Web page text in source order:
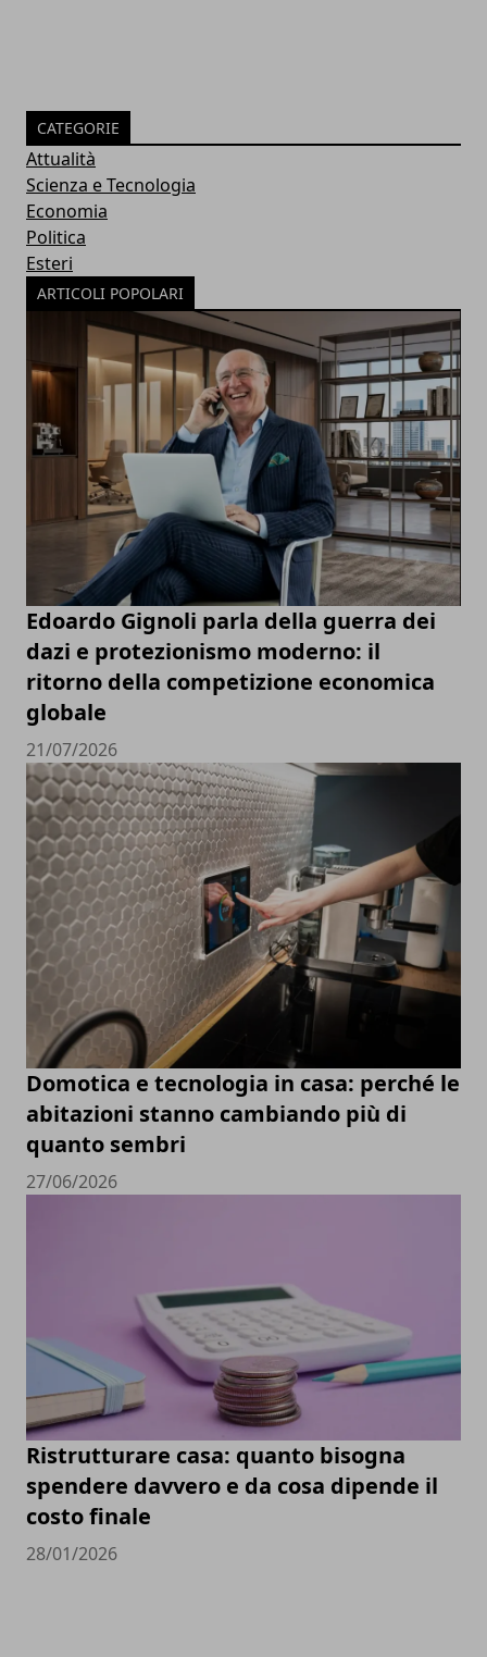
CATEGORIE
Attualità
Scienza e Tecnologia
Economia
Politica
Esteri
ARTICOLI POPOLARI
Edoardo Gignoli parla della guerra dei
dazi e protezionismo moderno: il
ritorno della competizione economica
globale
21/07/2026
Domotica e tecnologia in casa: perché le
abitazioni stanno cambiando più di
quanto sembri
27/06/2026
Ristrutturare casa: quanto bisogna
spendere davvero e da cosa dipende il
costo finale
28/01/2026